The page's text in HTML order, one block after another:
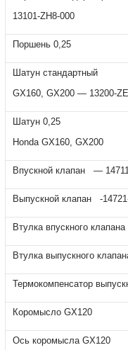
13101-ZH8-000
Поршень 0,25
Шатун стандартный
GX160, GX200 — 13200-
Шатун 0,25
Honda GX160, GX200
Впускной клапан —
Выпускной клапан -
Втулка впускного
Втулка выпускного
Термокомпенсатор
Коромысло GХ120
Ось коромысла GX120